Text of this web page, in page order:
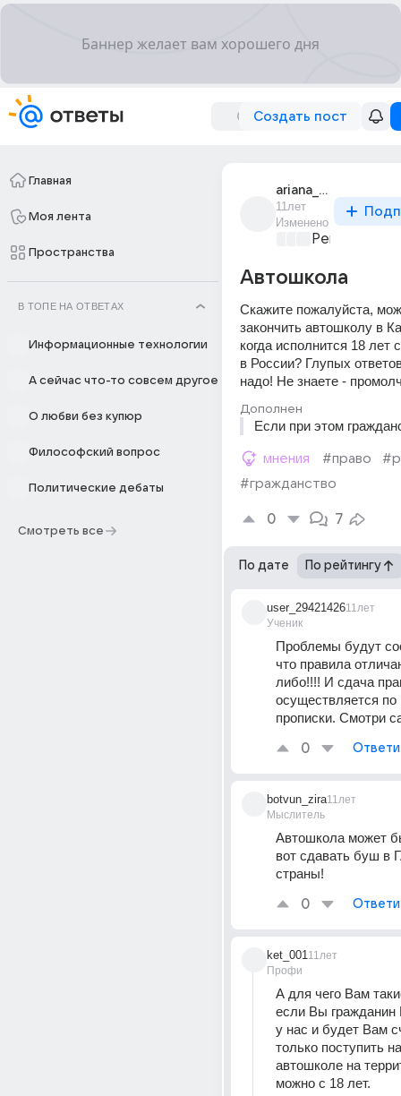
Создать пост
Главная
Моя лента
Пространства
В ТОПЕ НА ОТВЕТАХ
Информационные технологии
А сейчас что-то совсем другое
О любви без купюр
Философский вопрос
Политические дебаты
Смотреть все
ariana_451
11лет
Изменено
Ремонт и
Автошкола
Скажите пожалуйста,
закончить автошколу в
когда исполнится 18 лет
в России? Глупых
надо! Не знаете -
Дополнен
Если при этом
мнения #право
#гражданство
0 7
По дате По рейтингу
user_29421426
Ученик
11лет
Проблемы будут
что правила
либо!!!! И сдача
осуществляется по
прописки. Смотри
0
botvun_zira
Мыслитель
11лет
Автошкола может
вот сдавать буш в
страны!
0
ket_001
Профи
11лет
А для чего Вам
если Вы гражданин
у нас и будет Вам
только поступить
автошколе на
можно с 18 лет.